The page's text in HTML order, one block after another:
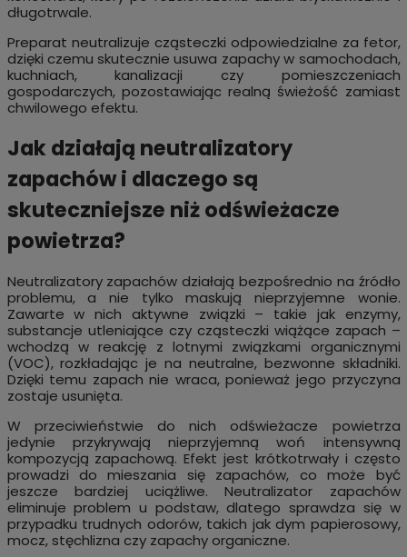
długotrwale.
Preparat neutralizuje cząsteczki odpowiedzialne za fetor,
dzięki czemu skutecznie usuwa zapachy w samochodach,
kuchniach, kanalizacji czy pomieszczeniach
gospodarczych, pozostawiając realną świeżość zamiast
chwilowego efektu.
Jak działają neutralizatory
zapachów i dlaczego są
skuteczniejsze niż odświeżacze
powietrza?
Neutralizatory zapachów działają bezpośrednio na źródło
problemu, a nie tylko maskują nieprzyjemne wonie.
Zawarte w nich aktywne związki – takie jak enzymy,
substancje utleniające czy cząsteczki wiążące zapach –
wchodzą w reakcję z lotnymi związkami organicznymi
(VOC), rozkładając je na neutralne, bezwonne składniki.
Dzięki temu zapach nie wraca, ponieważ jego przyczyna
zostaje usunięta.
W przeciwieństwie do nich odświeżacze powietrza
jedynie przykrywają nieprzyjemną woń intensywną
kompozycją zapachową. Efekt jest krótkotrwały i często
prowadzi do mieszania się zapachów, co może być
jeszcze bardziej uciążliwe. Neutralizator zapachów
eliminuje problem u podstaw, dlatego sprawdza się w
przypadku trudnych odorów, takich jak dym papierosowy,
mocz, stęchlizna czy zapachy organiczne.